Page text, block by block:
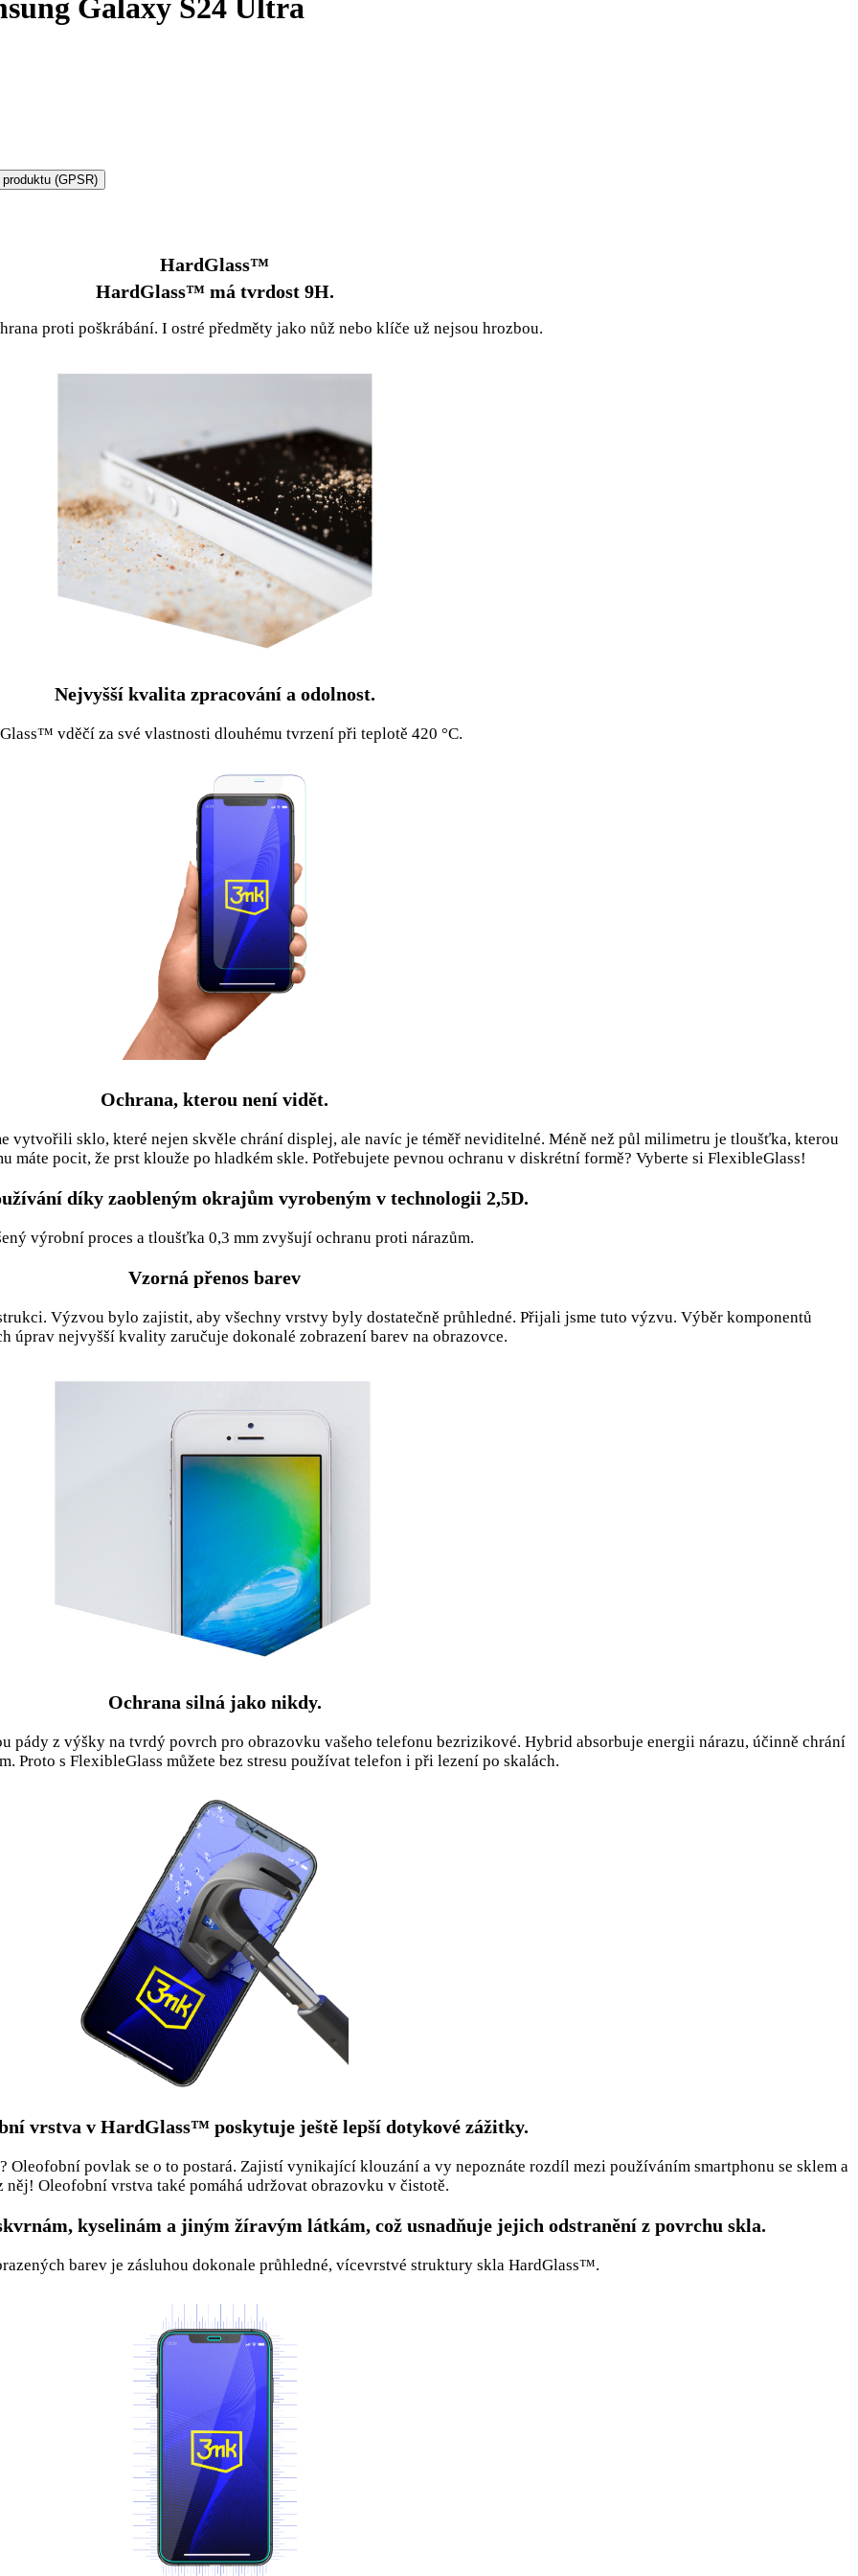
Galaxy S24 Ultra
(GPSR)
HardGlass™
HardGlass™ má tvrdost 9H.
proti poškrábání. I ostré předměty jako nůž nebo klíče už nejsou hrozbou.
Nejvyšší kvalita zpracování a odolnost.
vděčí za své vlastnosti dlouhému tvrzení při teplotě 420 °C.
Ochrana, kterou není vidět.
vytvořili sklo, které nejen skvěle chrání displej, ale navíc je téměř neviditelné. Méně než půl milimetru je tloušťka, kterou
máte pocit, že prst klouže po hladkém skle. Potřebujete pevnou ochranu v diskrétní formě? Vyberte si FlexibleGlass!
díky zaobleným okrajům vyrobeným v technologii 2,5D.
výrobní proces a tloušťka 0,3 mm zvyšují ochranu proti nárazům.
Vzorná přenos barev
Výzvou bylo zajistit, aby všechny vrstvy byly dostatečně průhledné. Přijali jsme tuto výzvu. Výběr komponentů
úprav nejvyšší kvality zaručuje dokonalé zobrazení barev na obrazovce.
Ochrana silná jako nikdy.
pády z výšky na tvrdý povrch pro obrazovku vašeho telefonu bezrizikové. Hybrid absorbuje energii nárazu, účinně chrání
Proto s FlexibleGlass můžete bez stresu používat telefon i při lezení po skalách.
vrstva v HardGlass™ poskytuje ještě lepší dotykové zážitky.
povlak se o to postará. Zajistí vynikající klouzání a vy nepoznáte rozdíl mezi používáním smartphonu se sklem a
něj! Oleofobní vrstva také pomáhá udržovat obrazovku v čistotě.
kyselinám a jiným žíravým látkám, což usnadňuje jejich odstranění z povrchu skla.
barev je zásluhou dokonale průhledné, vícevrstvé struktury skla HardGlass™.